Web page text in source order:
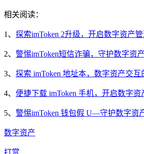
相关阅读：
1、 探索imToken 2升级，开启数字资产
2、 警惕imToken短信诈骗，守护数字资
3、 探索 imToken 地址本，数字资产交互
4、 便捷下载 imToken 手机，开启数字资
5、 警惕imToken 钱包假 U—守护数字资
数字资产